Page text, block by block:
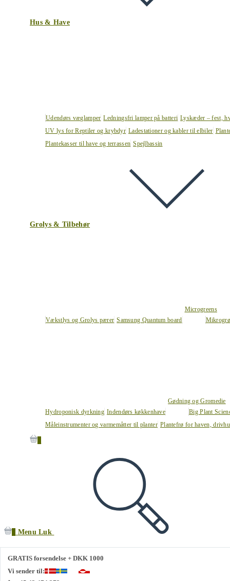
Hus & Have
Udendørs væglamper Ledningsfri lamper på batteri Lyskæder – fest,
UV lys for Reptiler og krybdyr Ladestationer og kabler til elbiler
Plantekasser til have og terrassen Spejlbassin
Grolys & Tilbehør
Vækstlys og Grolys pærer Samsung Quantum board
Microgreens
Hydroponisk dyrkning Indendørs køkkenhave
Gødning og Gromedie
Big Plant
Måleinstrumenter og varmemåtter til planter Plantefrø for haven,
Menu Luk
GRATIS forsendelse + DKK 1000
Vi sender til: